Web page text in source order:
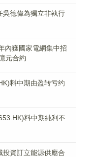
吳德偉為獨立非執行
內獲國家電網集中招
元合約
料中期由盈转亏约
料中期純利不
資訂立能源供應合